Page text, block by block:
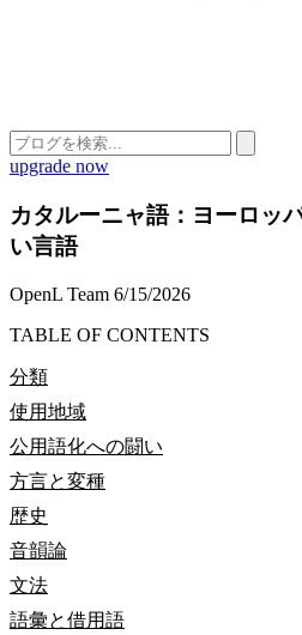
upgrade now
カタルーニャ語：ヨーロッ
い言語
OpenL Team 6/15/2026
TABLE OF CONTENTS
分類
使用地域
公用語化への闘い
方言と変種
歴史
音韻論
文法
語彙と借用語